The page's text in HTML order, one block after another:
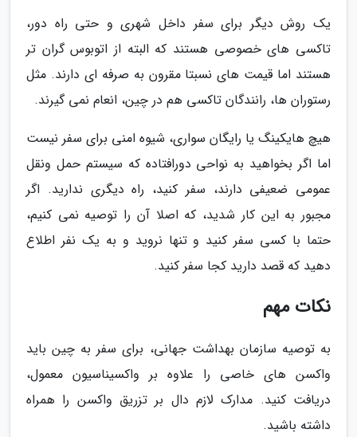
یک روش دیگر برای سفر داخل شهری و حتی راه دور،
تاکسی های خصوصی هستند که البته از اتوبوس گران تر
هستند اما قیمت های نسبتا مقرون به صرفه ای دارند. مثل
رستوران ها، رانندگان تاکسی هم در چین، انعام نمی گیرند.
هیچ هایکینگ یا رایگان سواری، شیوه امنی برای سفر نیست
اما اگر بخواهید به نواحی دورافتاده که سیستم حمل ونقل
عمومی ضعیفی دارند، سفر کنید، راه دیگری ندارید. اگر
مجبور به این کار شدید، که اصلا آن را توصیه نمی کنیم،
حتما با کسی سفر کنید و تنها نروید و به یک نفر اطلاع
دهید که قصد دارید کجا سفر کنید.
نکات مهم
به توصیه سازمان بهداشت جهانی، برای سفر به چین باید
واکسن های خاصی را علاوه بر واکسیناسیون معمول،
دریافت کنید. مدارک لازم دال بر تزریق واکسن را همراه
داشته باشید.